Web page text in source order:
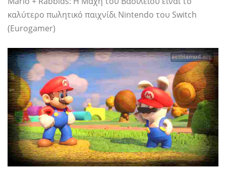
καλύτερο πωλητικό παιχνίδι Nintendo του Switch
(Eurogamer)